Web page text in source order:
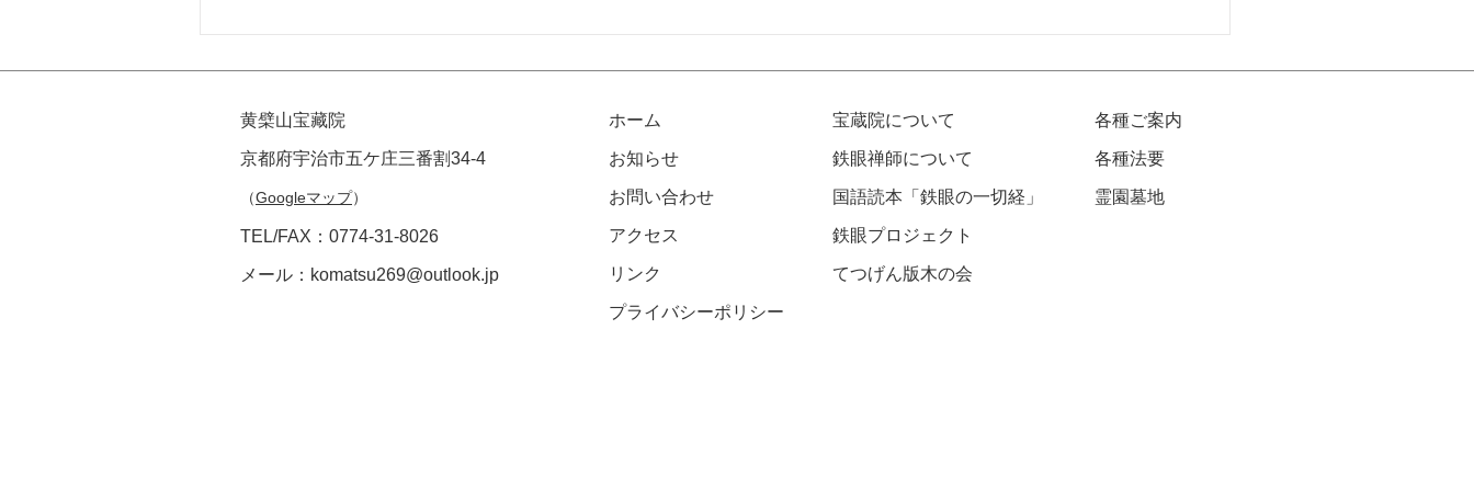
黄檗山宝藏院
京都府宇治市五ケ庄三番割34-4
（Googleマップ）
TEL/FAX：0774-31-8026
メール： komatsu269@outlook.jp
ホーム
お知らせ
お問い合わせ
アクセス
リンク
​プライバシーポリシー
宝蔵院について
鉄眼禅師について
国語読本「鉄眼の一切経」
​鉄眼プロジェクト
​​てつげん版木の会
各種ご案内
各種法要
​霊園墓地